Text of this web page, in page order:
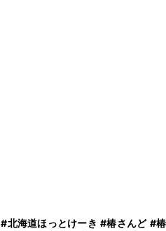
#北海道ほっとけーき #椿さんど #椿